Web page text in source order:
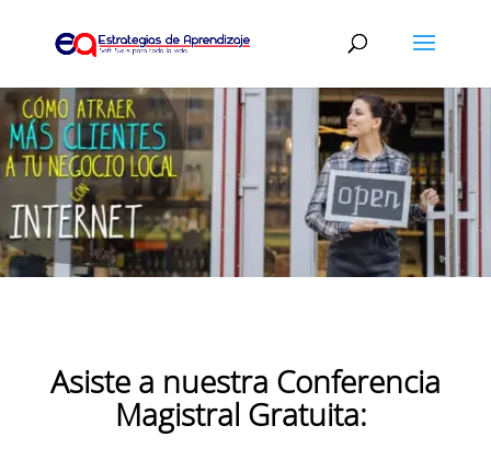
Asiste a nuestra Conferencia
Magistral Gratuita: